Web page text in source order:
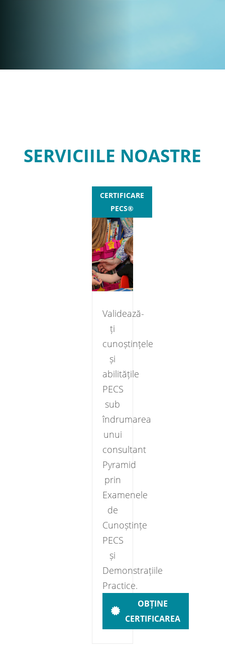
SERVICIILE NOASTRE
CERTIFICARE
PECS®
Validează-
ți
cunoștințele
și
abilitățile
PECS
sub
îndrumarea
unui
consultant
Pyramid
prin
Examenele
de
Cunoștințe
PECS
și
Demonstrațiile
Practice.
OBȚINE
CERTIFICAREA